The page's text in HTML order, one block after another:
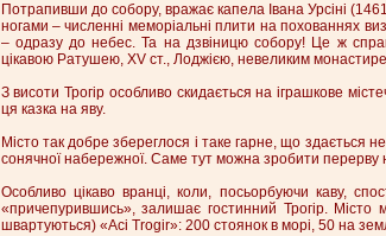
Потрапивши до собору, вражає капела Івана Урсіні
ногами – численні меморіальні плити на похованнях
– одразу до небес. Та на дзвіницю собору! Це ж
цікавою Ратушею, XV ст., Лоджією, невеликим
З висоти Трогір особливо скидається на іграшкове
ця казка на яву.
Місто так добре збереглося і таке гарне, що здається
сонячної набережної. Саме тут можна зробити перерву
Особливо цікаво вранці, коли, посьорбуючи каву,
«причепурившись», залишає гостинний Трогір.
швартуються) «Aci Trogir»: 200 стоянок в морі, 50 на